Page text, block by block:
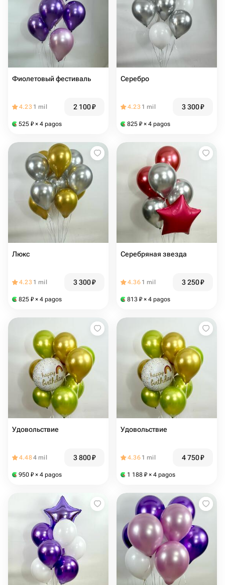
Фиолетовый фестиваль
4.23 1 mil 2 100₽
525 ₽ × 4 pagos
Серебро
4.23 1 mil 3 300₽
825 ₽ × 4 pagos
Люкс
4.23 1 mil 3 300₽
825 ₽ × 4 pagos
Серебряная звезда
4.36 1 mil 3 250₽
813 ₽ × 4 pagos
Удовольствие
4.484 mil 3 800₽
950 ₽ × 4 pagos
Удовольствие
4.36 1 mil 4 750₽
1 188 ₽ × 4 pagos